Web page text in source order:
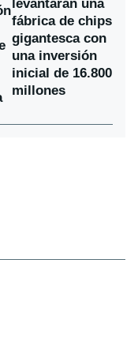
levantarán una
fábrica de chips
gigantesca con
una inversión
inicial de 16.800
millones